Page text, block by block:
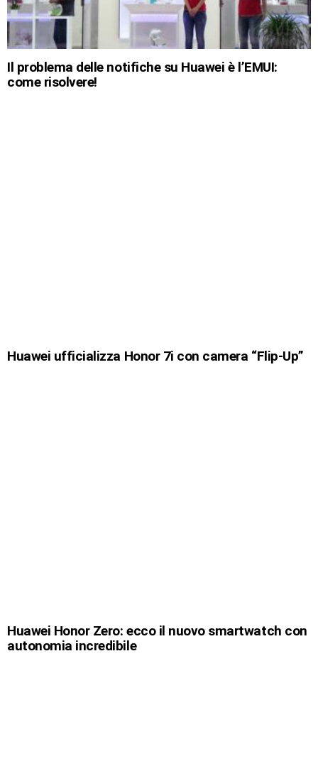
Il problema delle notifiche su Huawei è l’EMUI:
come risolvere!
Huawei ufficializza Honor 7i con camera “Flip-Up”
Huawei Honor Zero: ecco il nuovo smartwatch con
autonomia incredibile